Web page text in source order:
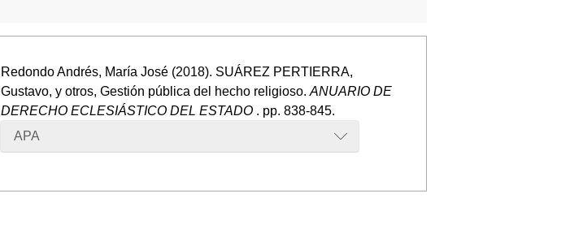
Redondo Andrés, María José (2018). SUÁREZ PERTIERRA,
Gustavo, y otros, Gestión pública del hecho religioso.ANUARIO DE
DERECHO ECLESIÁSTICO DEL ESTADO . pp. 838-845.
APA